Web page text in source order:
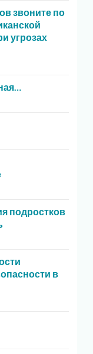
звоните по
угрозах
подростков
в